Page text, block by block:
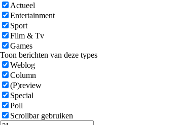
Actueel
Entertainment
Sport
Film & Tv
Games
Toon berichten van deze types
Weblog
Column
(P)review
Special
Poll
Scrollbar gebruiken